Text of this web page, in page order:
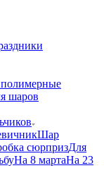
шаров
Шар
сюрпризДля
На 8 мартаНа 23